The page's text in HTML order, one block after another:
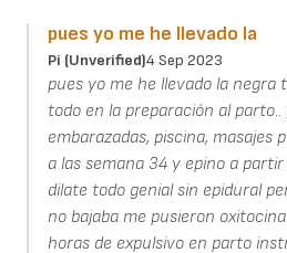
pues yo me he llevado la
Pi (unverified)4 Sep 2023
pues yo me he llevado la
todo en la preparación al parto..
embarazadas, piscina, masajes
a las semana 34 y epino a
dilate todo genial sin epidural
no bajaba me pusieron
horas de expulsivo en parto